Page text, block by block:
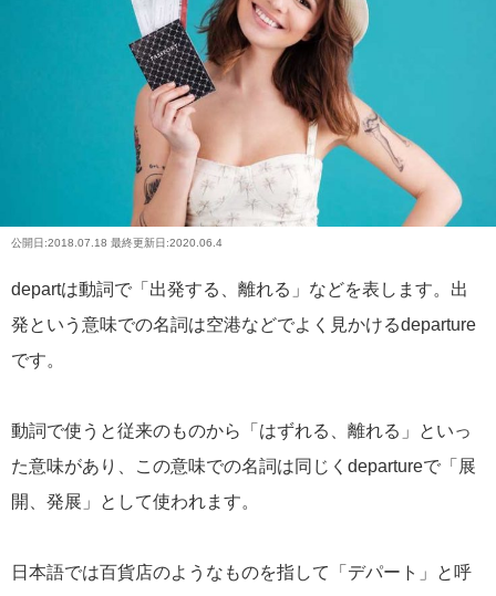
公開日:2018.07.18 最終更新日:2020.06.4
departは動詞で「出発する、離れる」などを表します。出
発という意味での名詞は空港などでよく見かけるdeparture
です。
動詞で使うと従来のものから「はずれる、離れる」といっ
た意味があり、この意味での名詞は同じくdepartureで「展
開、発展」として使われます。
日本語では百貨店のようなものを指して「デパート」と呼